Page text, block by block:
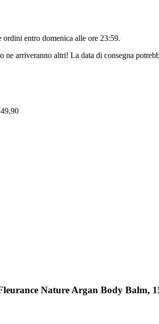
ordini entro domenica alle ore 23:59.
ne arriveranno altri! La data di consegna
Nature Argan Body Balm,